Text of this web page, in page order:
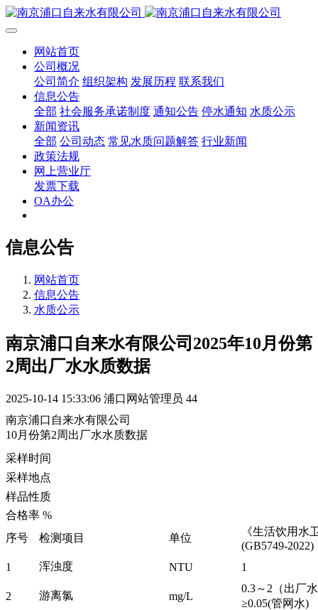
网站首页
公司概况
公司简介 组织架构 发展历程 联系我们
信息公告
全部 社会服务承诺制度 通知公告 停水通知 水质公示
新闻资讯
全部 公司动态 常见水质问题解答 行业新闻
政策法规
网上营业厅
发票下载
OA办公
信息公告
网站首页
信息公告
水质公示
南京浦口自来水有限公司2025年10月份第
2周出厂水水质数据
2025-10-14 15:33:06 浦口网站管理员 44
南京浦口自来水有限公司
10月份第2周出厂水水质数据
采样时间
采样地点
样品性质
合格率 %
序号
检测项目 单位
《生活饮用水
(GB5749-2022)
1
浑浊度 NTU 1
2 游离氯 mg/L
0.3～2（出
≥0.05(管网水)